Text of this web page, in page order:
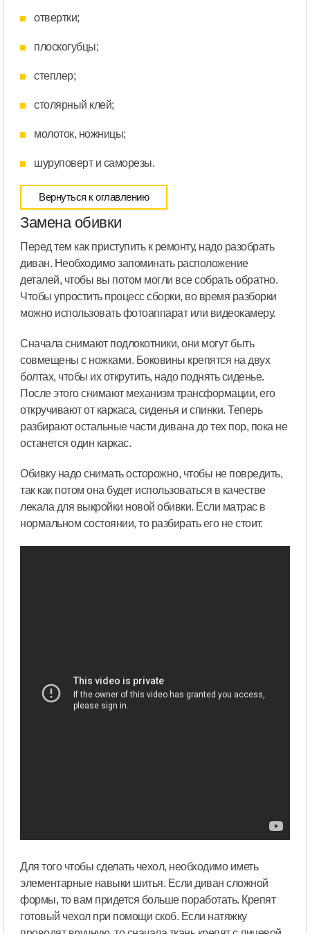
отвертки;
плоскогубцы;
степлер;
столярный клей;
молоток, ножницы;
шуруповерт и саморезы.
Вернуться к оглавлению
Замена обивки
Перед тем как приступить к ремонту, надо разобрать
диван. Необходимо запоминать расположение
деталей, чтобы вы потом могли все собрать обратно.
Чтобы упростить процесс сборки, во время разборки
можно использовать фотоаппарат или видеокамеру.
Сначала снимают подлокотники, они могут быть
совмещены с ножками. Боковины крепятся на двух
болтах, чтобы их открутить, надо поднять сиденье.
После этого снимают механизм трансформации, его
откручивают от каркаса, сиденья и спинки. Теперь
разбирают остальные части дивана до тех пор, пока не
останется один каркас.
Обивку надо снимать осторожно, чтобы не повредить,
так как потом она будет использоваться в качестве
лекала для выкройки новой обивки. Если матрас в
нормальном состоянии, то разбирать его не стоит.
Для того чтобы сделать чехол, необходимо иметь
элементарные навыки шитья. Если диван сложной
формы, то вам придется больше поработать. Крепят
готовый чехол при помощи скоб. Если натяжку